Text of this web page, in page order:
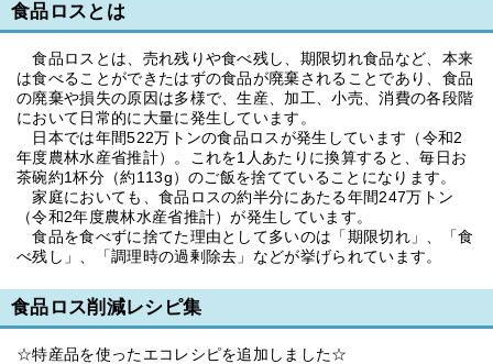
食品ロスとは
食品ロスとは、売れ残りや食べ残し、期限切れ食品など、本来
は食べることができたはずの食品が廃棄されることであり、食品
の廃棄や損失の原因は多様で、生産、加工、小売、消費の各段階
において日常的に大量に発生しています。
日本では年間522万トンの食品ロスが発生しています（令和2
年度農林水産省推計）。これを1人あたりに換算すると、毎日お
茶碗約1杯分（約113g）のご飯を捨てていることになります。
家庭においても、食品ロスの約半分にあたる年間247万トン
（令和2年度農林水産省推計）が発生しています。
食品を食べずに捨てた理由として多いのは「期限切れ」、「食
べ残し」、「調理時の過剰除去」などが挙げられています。
食品ロス削減レシピ集
☆特産品を使ったエコレシピを追加しました☆